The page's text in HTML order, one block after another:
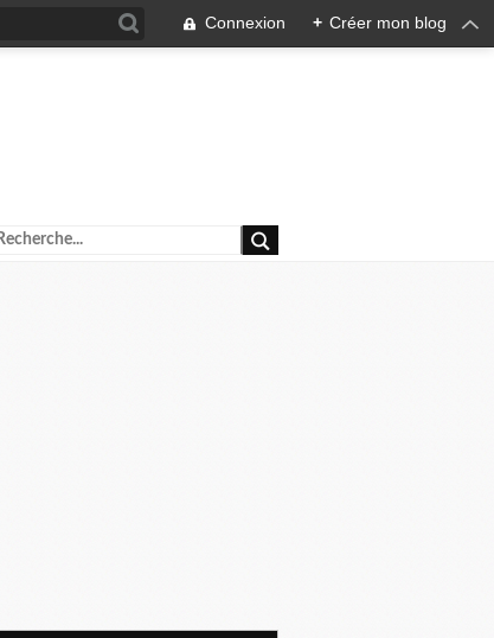
Connexion + Créer mon blog